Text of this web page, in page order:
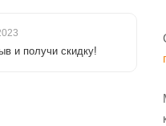
и получи скидку!